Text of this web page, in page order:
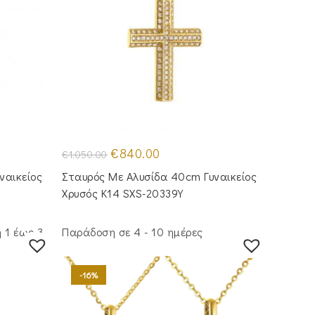
€1,050.00 Original
price
was:
€1,050.00.
€840.00
τιμή
είναι:
€840.00.
Σταυρός Με Αλυσίδα 40cm Γυναικείος
Χρυσός Κ14 SXS-20339Y
έως 3
Παράδοση σε 4 - 10 ημέρες
-16%